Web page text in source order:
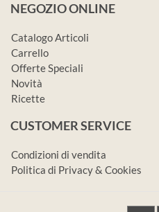
NEGOZIO ONLINE
Catalogo Articoli
Carrello
Offerte Speciali
Novità
Ricette
CUSTOMER SERVICE
Condizioni di vendita
Politica di Privacy & Cookies